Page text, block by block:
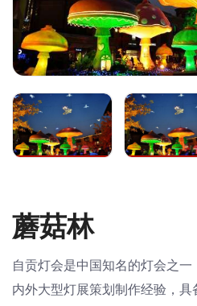
蘑菇林
自贡灯会是中国知名的灯会之
内外大型灯展策划制作经验，